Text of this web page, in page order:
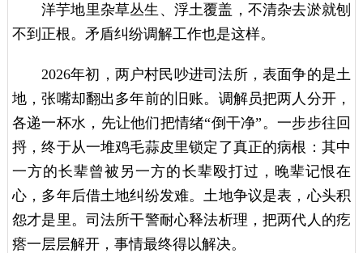
洋芋地里杂草丛生、浮土覆盖，不清杂去淤就刨
不到正根。矛盾纠纷调解工作也是这样。
2026年初，两户村民吵进司法所，表面争的是土
地，张嘴却翻出多年前的旧账。调解员把两人分开，
各递一杯水，先让他们把情绪“倒干净”。一步步往回
捋，终于从一堆鸡毛蒜皮里锁定了真正的病根：其中
一方的长辈曾被另一方的长辈殴打过，晚辈记恨在
心，多年后借土地纠纷发难。土地争议是表，心头积
怨才是里。司法所干警耐心释法析理，把两代人的疙
瘩一层层解开，事情最终得以解决。